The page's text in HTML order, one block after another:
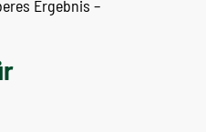
Ergebnis –